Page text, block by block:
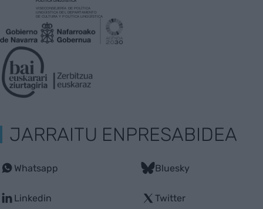
JARRAITU ENPRESABIDEA
Whatsapp
Linkedin
Bluesky
Twitter